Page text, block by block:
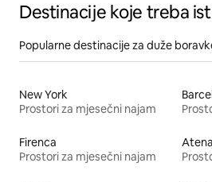
Destinacije koje treba
Popularne destinacije za duže
New York
Prostori za mjesečni najam
Firenca
Prostori za mjesečni najam
Atena